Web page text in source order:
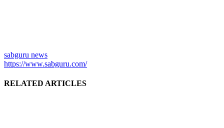
sabguru news
https://www.sabguru.com/
RELATED ARTICLES